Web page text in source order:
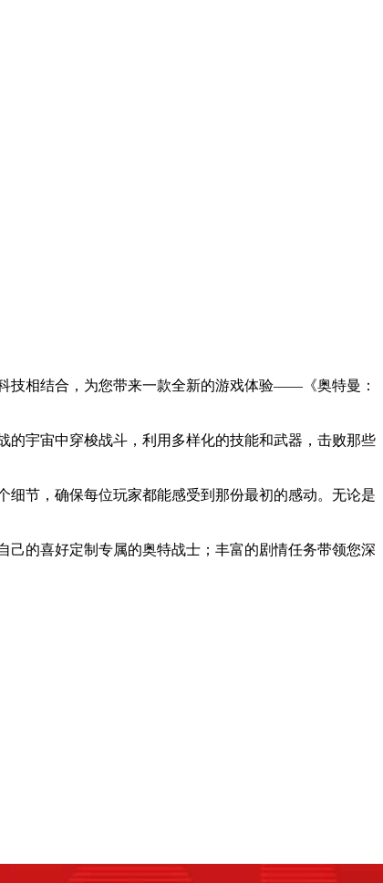
技相结合，为您带来一款全新的游戏体验——《奥特曼：
宇宙中穿梭战斗，利用多样化的技能和武器，击败那些
节，确保每位玩家都能感受到那份最初的感动。无论是
的喜好定制专属的奥特战士；丰富的剧情任务带领您深